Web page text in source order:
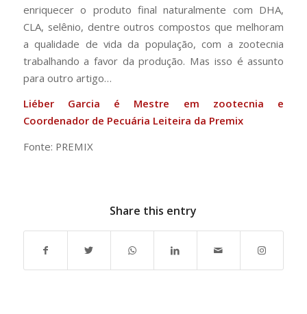
enriquecer o produto final naturalmente com DHA,
CLA, selênio, dentre outros compostos que melhoram
a qualidade de vida da população, com a zootecnia
trabalhando a favor da produção. Mas isso é assunto
para outro artigo…
Liéber Garcia é Mestre em zootecnia e
Coordenador de Pecuária Leiteira da Premix
Fonte: PREMIX
Share this entry